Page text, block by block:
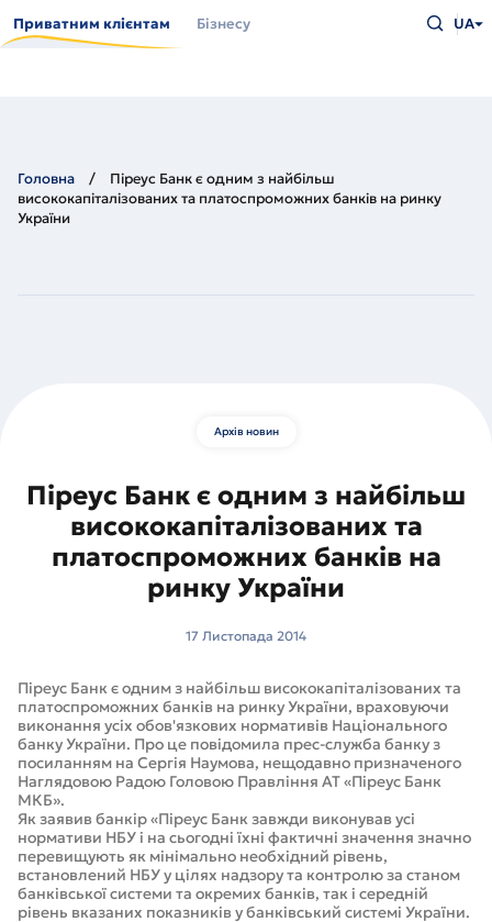
до
основного
Приватним клієнтам Бізнесу
що
UA
Головна
Піреус Банк є одним з найбільш
висококапіталізованих та платоспроможних банків на ринку
України
Архів новин
Піреус Банк є одним з найбільш
висококапіталізованих та
платоспроможних банків на
ринку України
17 Листопада 2014
Піреус Банк є одним з найбільш висококапіталізованих та
платоспроможних банків на ринку України, враховуючи
виконання усіх обов'язкових нормативів Національного
банку України. Про це повідомила прес-служба банку з
посиланням на Сергія Наумова, нещодавно призначеного
Наглядовою Радою Головою Правління АТ «Піреус Банк
МКБ».
Як заявив банкір «Піреус Банк завжди виконував усі
нормативи НБУ і на сьогодні їхні фактичні значення значно
перевищують як мінімально необхідний рівень,
встановлений НБУ у цілях надзору та контролю за станом
банківської системи та окремих банків, так і середній
рівень вказаних показників у банківський системі України.